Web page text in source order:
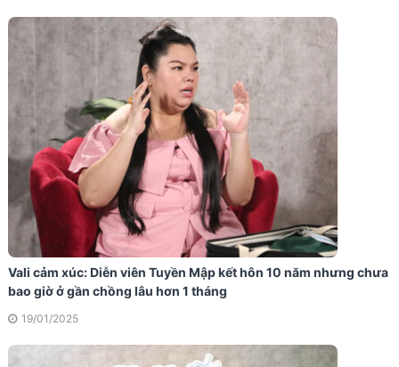
Vali cảm xúc: Diễn viên Tuyền Mập kết hôn 10 năm nhưng chưa
bao giờ ở gần chồng lâu hơn 1 tháng
19/01/2025